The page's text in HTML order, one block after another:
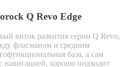
Q Revo Edge
виток развития серии Q Revo,
флагманом и средним
база, а сам
навигацией, хорошо подходит